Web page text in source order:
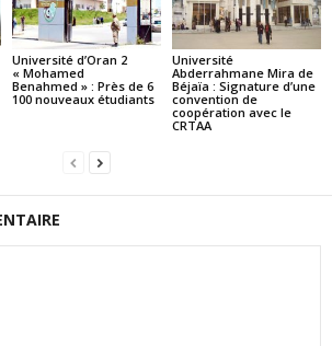
Université d’Oran 2
« Mohamed
Benahmed » : Près de 6
100 nouveaux étudiants
Université
Abderrahmane Mira de
Béjaïa : Signature d’une
convention de
coopération avec le
CRTAA